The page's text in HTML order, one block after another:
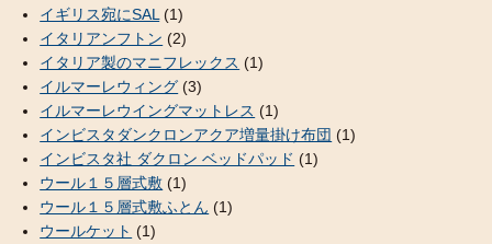
イギリス宛にSAL (1)
イタリアンフトン (2)
イタリア製のマニフレックス (1)
イルマーレウィング (3)
イルマーレウイングマットレス (1)
インビスタダンクロンアクア増量掛け布団 (1)
インビスタ社 ダクロン ベッドパッド (1)
ウール１５層式敷 (1)
ウール１５層式敷ふとん (1)
ウールケット (1)